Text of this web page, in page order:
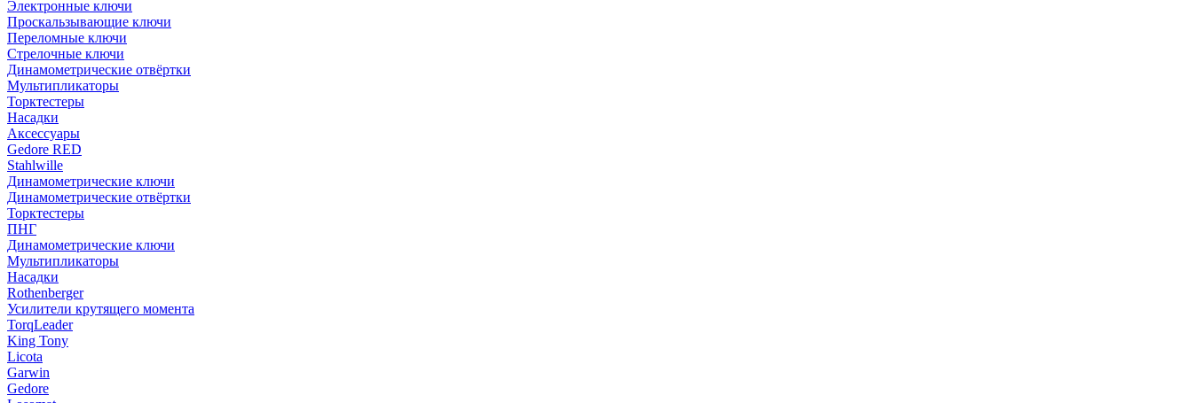
Электронные ключи
Проскальзывающие ключи
Переломные ключи
Стрелочные ключи
Динамометрические отвёртки
Мультипликаторы
Торктестеры
Насадки
Аксессуары
Gedore RED
Stahlwille
Динамометрические ключи
Динамометрические отвёртки
Торктестеры
ПНГ
Динамометрические ключи
Мультипликаторы
Насадки
Rothenberger
Усилители крутящего момента
TorqLeader
King Tony
Licota
Garwin
Gedore